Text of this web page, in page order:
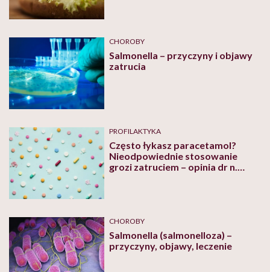
CHOROBY
Salmonella – przyczyny i objawy
zatrucia
PROFILAKTYKA
Często łykasz paracetamol?
Nieodpowiednie stosowanie
grozi zatruciem – opinia dr n.
CHOROBY
Salmonella (salmonelloza) –
przyczyny, objawy, leczenie